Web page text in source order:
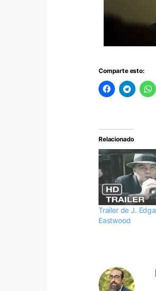
Comparte esto:
Relacionado
Trailer de J.
Eastwood